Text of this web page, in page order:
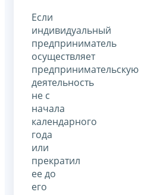
Если
индивидуальный
предприниматель
осуществляет
предпринимательскую
деятельность
не с
начала
календарного
года
или
прекратил
ее до
его